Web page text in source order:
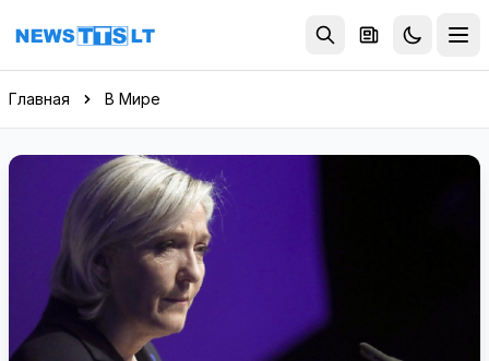
Перейти к содержимому
Главная В Мире